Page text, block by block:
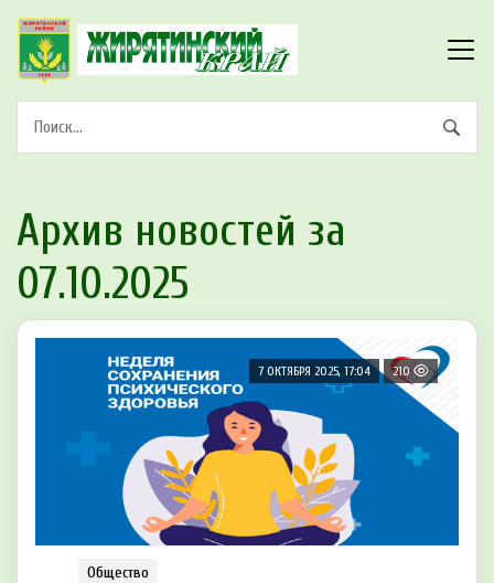
Архив новостей за
07.10.2025
7 ОКТЯБРЯ 2025, 17:04 210
Общество